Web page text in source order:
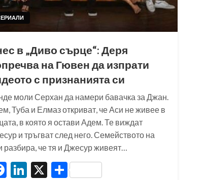
в „Диво сърце“: Деря
на Гювен да изпрати
с признанията си
моли Серхан да намери бавачка за Джан.
Туба и Елмаз откриват, че Аси не живее в
в която я остави Адем. Те виждат
и тръгват след него. Семейството на
разбира, че тя и Джесур живеят…
Facebook
LinkedIn
X Share